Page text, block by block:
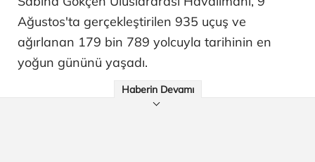
Ağustos'ta gerçekleştirilen 935 uçuş ve
ağırlanan 179 bin 789 yolcuyla tarihinin en
yoğun gününü yaşadı.
Haberin Devamı